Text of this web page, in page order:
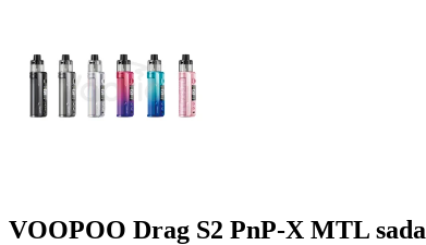
VOOPOO Drag S2 PnP-X MTL sada